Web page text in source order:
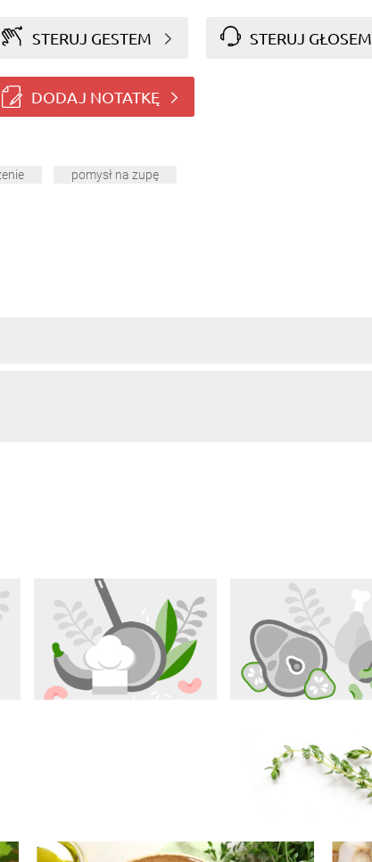
STERUJ GESTEM STERUJ GŁOSEM
DODAJ NOTATKĘ
pomysł na zupę